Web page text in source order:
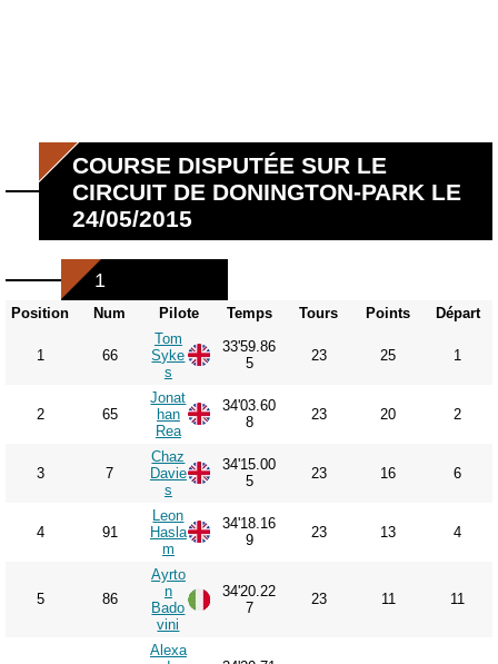
COURSE DISPUTÉE SUR LE
CIRCUIT DE DONINGTON-PARK LE
24/05/2015
1
Position Num Pilote Temps Tours Points Départ
1 66
Tom
Syke
s
33'59.86
5
23 25 1
2 65
Jonat
han
Rea
34'03.60
8
23 20 2
3 7
Chaz
Davie
s
34'15.00
5
23 16 6
4 91
Leon
Hasla
m
34'18.16
9
23 13 4
5 86
Ayrto
n
Bado
vini
34'20.22
7
23 11 11
Alexa